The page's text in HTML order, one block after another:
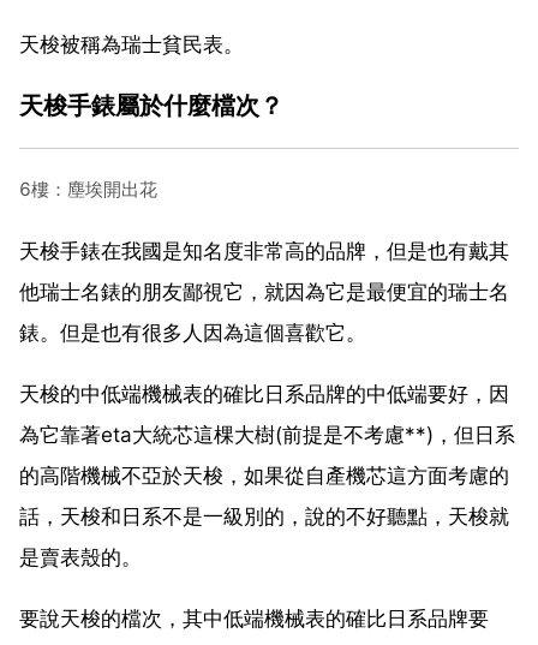
天梭被稱為瑞士貧民表。
天梭手錶屬於什麼檔次？
6樓：塵埃開出花
天梭手錶在我國是知名度非常高的品牌，但是也有戴其
他瑞士名錶的朋友鄙視它，就因為它是最便宜的瑞士名
錶。但是也有很多人因為這個喜歡它。
天梭的中低端機械表的確比日系品牌的中低端要好，因
為它靠著eta大統芯這棵大樹(前提是不考慮**)，但日系
的高階機械不亞於天梭，如果從自產機芯這方面考慮的
話，天梭和日系不是一級別的，說的不好聽點，天梭就
是賣表殼的。
要說天梭的檔次，其中低端機械表的確比日系品牌要